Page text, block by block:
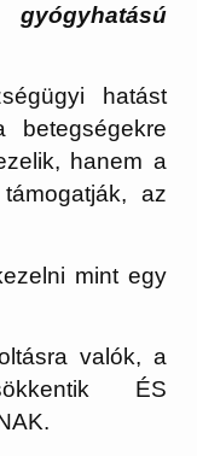
hatást
betegségekre
hanem a
az
mint egy
valók, a
ÉS